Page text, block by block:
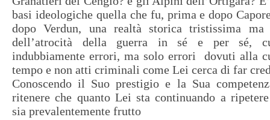
basi ideologiche quella che fu, prima e dopo
dopo Verdun, una realtà storica tristissima ma
dell’atrocità della guerra in sé e per sé,
indubbiamente errori, ma solo errori dovuti alla
tempo e non atti criminali come Lei cerca di far
Conoscendo il Suo prestigio e la Sua
ritenere che quanto Lei sta continuando a
sia prevalentemente frutto